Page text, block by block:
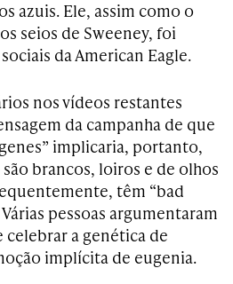
azuis. Ele, assim como o
seios de Sweeney, foi
da American Eagle.
nos vídeos restantes
da campanha de que
implicaria, portanto,
brancos, loiros e de olhos
têm “bad
pessoas argumentaram
celebrar a genética de
implícita de eugenia.